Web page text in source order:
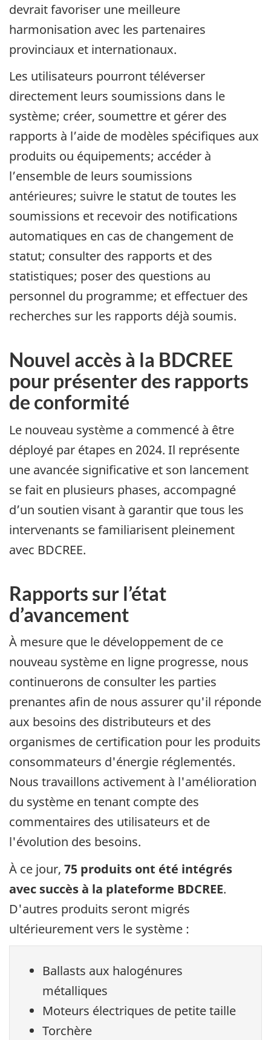
devrait favoriser une meilleure
harmonisation avec les partenaires
provinciaux et internationaux.
Les utilisateurs pourront téléverser
directement leurs soumissions dans le
système; créer, soumettre et gérer des
rapports à l’aide de modèles spécifiques aux
produits ou équipements; accéder à
l’ensemble de leurs soumissions
antérieures; suivre le statut de toutes les
soumissions et recevoir des notifications
automatiques en cas de changement de
statut; consulter des rapports et des
statistiques; poser des questions au
personnel du programme; et effectuer des
recherches sur les rapports déjà soumis.
Nouvel accès à la BDCREE
pour présenter des rapports
de conformité
Le nouveau système a commencé à être
déployé par étapes en 2024. Il représente
une avancée significative et son lancement
se fait en plusieurs phases, accompagné
d’un soutien visant à garantir que tous les
intervenants se familiarisent pleinement
avec BDCREE.
Rapports sur l’état
d’avancement
À mesure que le développement de ce
nouveau système en ligne progresse, nous
continuerons de consulter les parties
prenantes afin de nous assurer qu'il réponde
aux besoins des distributeurs et des
organismes de certification pour les produits
consommateurs d'énergie réglementés.
Nous travaillons activement à l'amélioration
du système en tenant compte des
commentaires des utilisateurs et de
l'évolution des besoins.
À ce jour, 75 produits ont été intégrés
avec succès à la plateforme BDCREE.
D'autres produits seront migrés
ultérieurement vers le système :
Ballasts aux halogénures
métalliques
Moteurs électriques de petite taille
Torchère